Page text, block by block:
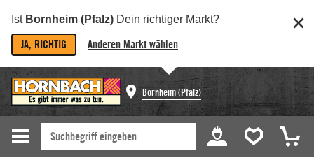
Ist Bornheim (Pfalz) Dein richtiger Markt?
JA, RICHTIG Anderen Markt wählen
Bornheim (Pfalz)